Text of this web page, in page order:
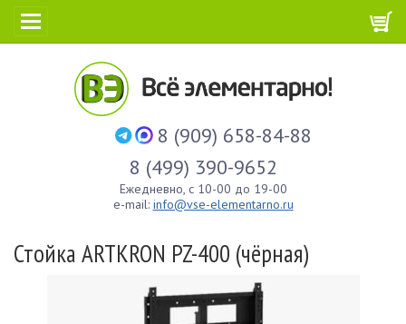
8 (909) 658-84-88
8 (499) 390-9652
Ежедневно, с 10-00 до 19-00
e-mail: info@vse-elementarno.ru
Стойка ARTKRON​ PZ-400 (чёрная)